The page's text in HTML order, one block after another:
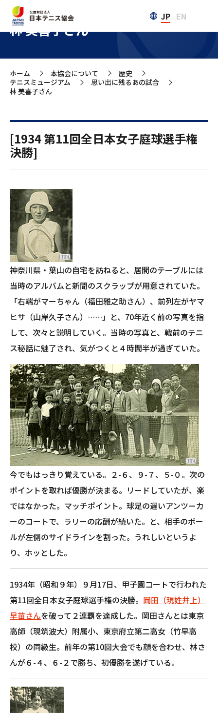
JP EN
林 美喜子さん
ホーム >
本協会について >
歴史
テニスミュージアム
>
思い出に残るあの試合
林 美喜子さん
[1934 第11回全日本女子庭球選手権
決勝]
神奈川県・葉山の自宅を訪ねると、居間のテーブルには
当時のアルバムと新聞のスクラップが用意されていた。
「右端がマーちゃん（福田雅之助さん）、前列左がヤマ
ヒサ（山岸久子さん）……」と、70年近く前の写真を指
して、次々と説明していく。当時の写真と、戦前のテニ
ス秘話に魅了され、気がつくと４時間半が過ぎていた。
今でもはっきり覚えている。２-６、９-７、５-０。次の
ポイントを取れば優勝が決まる。リードしていたが、楽
ではなかった。マッチポイント。球足の遅いアンツーカ
ーのコートで、ラリーの応酬が続いた。と、相手のボー
ルが左側のサイドラインを割った。うれしいというよ
り、ホッとした。
1934年（昭和９年）９月17日、甲子園コートで行われた
第11回全日本女子庭球選手権の決勝。 岡田（現姓井上）
早苗さんを破って２連覇を達成した。岡田さんとは東京
高師（現筑波大）附属小、東京府立第二高女（竹早高
校）の同級生。前年の第10回大会でも顔を合わせ、林さ
んが６-４、６-２で勝ち、初優勝を遂げている。